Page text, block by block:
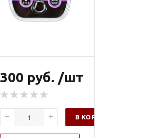
300 руб. /шт
В КОРЗИНУ